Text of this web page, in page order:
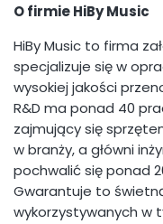
O firmie HiBy Music
HiBy Music to firma
specjalizuje się w
wysokiej jakości
R&D ma ponad 40
zajmujący się
w branży, a główni
pochwalić się ponad
Gwarantuje to
wykorzystywanych w